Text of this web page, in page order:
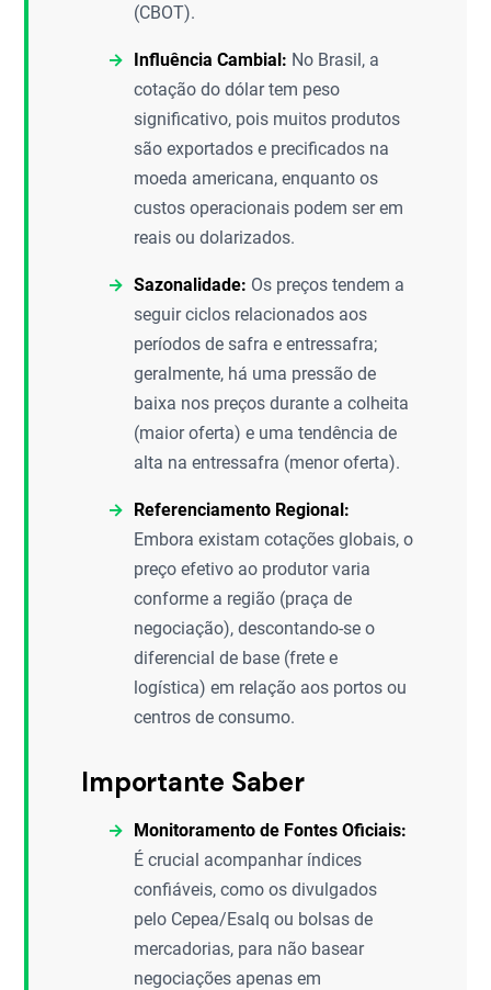
(CBOT).
Influência Cambial: No Brasil, a
cotação do dólar tem peso
significativo, pois muitos produtos
são exportados e precificados na
moeda americana, enquanto os
custos operacionais podem ser em
reais ou dolarizados.
Sazonalidade: Os preços tendem a
seguir ciclos relacionados aos
períodos de safra e entressafra;
geralmente, há uma pressão de
baixa nos preços durante a colheita
(maior oferta) e uma tendência de
alta na entressafra (menor oferta).
Referenciamento Regional:
Embora existam cotações globais, o
preço efetivo ao produtor varia
conforme a região (praça de
negociação), descontando-se o
diferencial de base (frete e
logística) em relação aos portos ou
centros de consumo.
Importante Saber
Monitoramento de Fontes Oficiais:
É crucial acompanhar índices
confiáveis, como os divulgados
pelo Cepea/Esalq ou bolsas de
mercadorias, para não basear
negociações apenas em